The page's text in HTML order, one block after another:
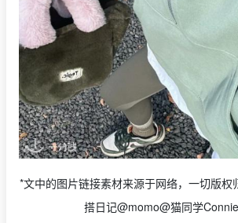
*文中的图片链接素材来源于网络，一切版权
搭日记@momo@猫同学